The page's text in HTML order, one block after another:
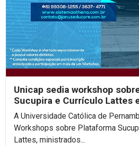
Unicap sedia workshop
Sucupira e Currículo Lattes
A Universidade Católica de
Workshops sobre Plataforma
Lattes, ministrados...